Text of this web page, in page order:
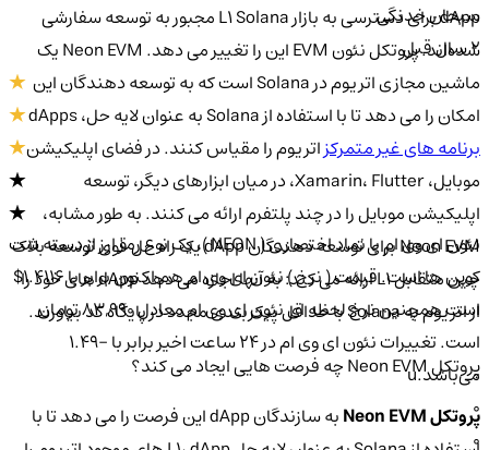
dApp برای دسترسی به بازار L1 Solana مجبور به توسعه سفارشی
شده‌اند. پروتکل نئون EVM این را تغییر می دهد. Neon EVM یک
ماشین مجازی اتریوم در Solana است که به توسعه دهندگان این
امکان را می دهد تا با استفاده از Solana به عنوان لایه حل، dApps
برنامه های غیر متمرکزاتریوم را مقیاس کنند. در فضای اپلیکیشن
موبایل، Xamarin، Flutter، در میان ابزارهای دیگر، توسعه
اپلیکیشن موبایل را در چند پلتفرم ارائه می کنند. به طور مشابه،
Neon EVM برای توسعه دهندگان dApp یک راه حل قوی توسعه بلاک
چین متقابل L1 ارائه می کند: به آنها اجازه می دهد dApp های خود را
از اتریوم به Solana با حداقل پیکربندی مجدد در پایگاه کد بیاورند.
پروتکل Neon EVM چه فرصت هایی ایجاد می کند؟
پروتکل Neon EVM
به سازندگان dApp این فرصت را می دهد تا با
سبحان خدنگی
2 سال قبل
نئون ای وی ام با نماد اختصاری ( NEON )، یک نوع رمز ارز از دسته شت
کوین ها است. قیمت ( نرخ ) نئون ای وی ام هم اکنون برابر با 1.4116$
است همچنین نرخ لحظه ای نئون ای وی ام معادل 83,990 تومان
است. تغییرات نئون ای وی ام در ۲۴ ساعت اخیر برابر با -1.49
می‌باشد.u